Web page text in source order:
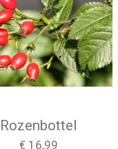
Rozenbottel
€ 16,99